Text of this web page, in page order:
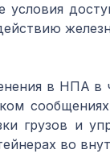
условия
в НПА в
грузов и
во